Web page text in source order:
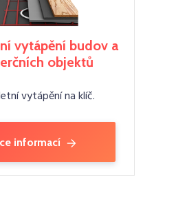
vytápění budov a
objektů
vytápění na klíč.
informací